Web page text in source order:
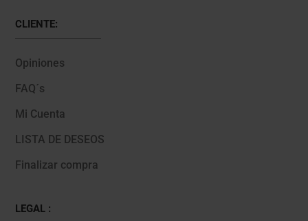
CLIENTE:
Opiniones
FAQ´s
Mi Cuenta
LISTA DE DESEOS
Finalizar compra
LEGAL :